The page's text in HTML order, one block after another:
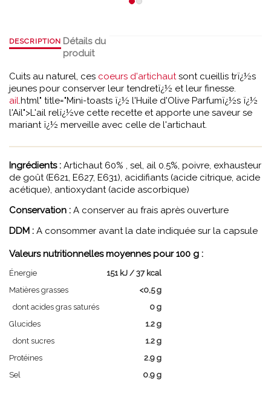
DESCRIPTION Détails du
produit
Cuits au naturel, ces coeurs d'artichautsont cueillis trï¿½s
jeunes pour conserver leur tendretï¿½ et leur finesse.
ail.html" title="Mini-toasts ï¿½ l'Huile d'Olive Parfumï¿½s ï¿½
l'Ail">L'ail relï¿½ve cette recette et apporte une saveur se
mariant ï¿½ merveille avec celle de l'artichaut.
Ingrédients : Artichaut 60% , sel, ail 0.5%, poivre, exhausteur
de goût (E621, E627, E631), acidifiants (acide citrique, acide
acétique), antioxydant (acide ascorbique)
Conservation : A conserver au frais après ouverture
DDM : A consommer avant la date indiquée sur la capsule
Valeurs nutritionnelles moyennes pour 100 g :
Énergie
151 kJ / 37 kcal
Matières grasses
<0,5 g
dont acides gras saturés
0 g
Glucides
1.2 g
dont sucres
1.2 g
Protéines
2.9 g
Sel
0.9 g